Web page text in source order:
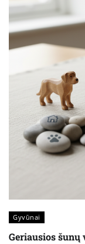
Gyvūnai
Geriausios